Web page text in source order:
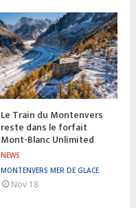
Le Train du Montenvers
reste dans le forfait
Mont-Blanc Unlimited
NEWS
MONTENVERS MER DE GLACE
Nov 18